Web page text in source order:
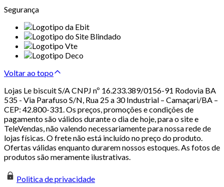
Segurança
Voltar ao topo
Lojas Le biscuit S/A CNPJ nº 16.233.389/0156-91 Rodovia BA
535 - Via Parafuso S/N, Rua 25 a 30 Industrial – Camaçari/BA –
CEP: 42.800-331. Os preços, promoções e condições de
pagamento são válidos durante o dia de hoje, para o site e
TeleVendas, não valendo necessariamente para nossa rede de
lojas físicas. O frete não está incluído no preço do produto.
Ofertas válidas enquanto durarem nossos estoques. As fotos de
produtos são meramente ilustrativas.
Politica de privacidade